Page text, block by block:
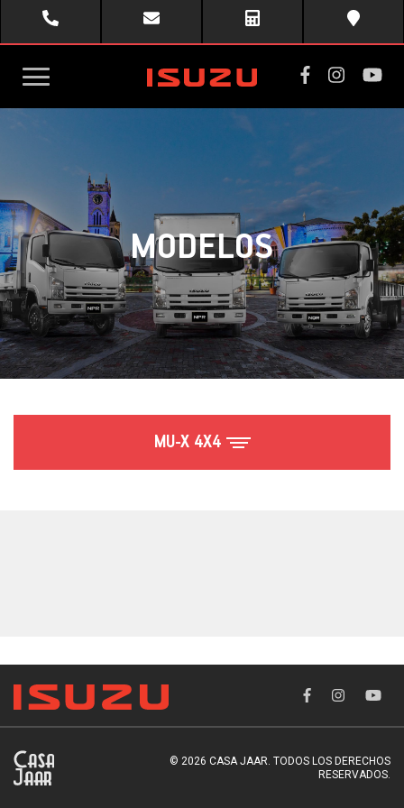
toggle
MODELOS
MU-X 4X4
© 2026 CASA JAAR. TODOS LOS DERECHOS
RESERVADOS.